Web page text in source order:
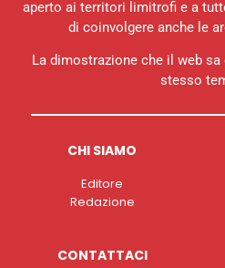
aperto ai territori limitrofi e a
di coinvolgere anche le
La dimostrazione che il web
stesso
CHI SIAMO
Editore
Redazione
CONTATTACI